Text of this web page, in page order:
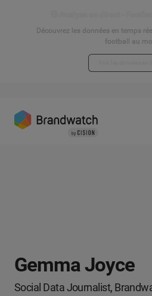
Découvrez les données en temps
football au
Gemma Joyce
Social Data Journalist,